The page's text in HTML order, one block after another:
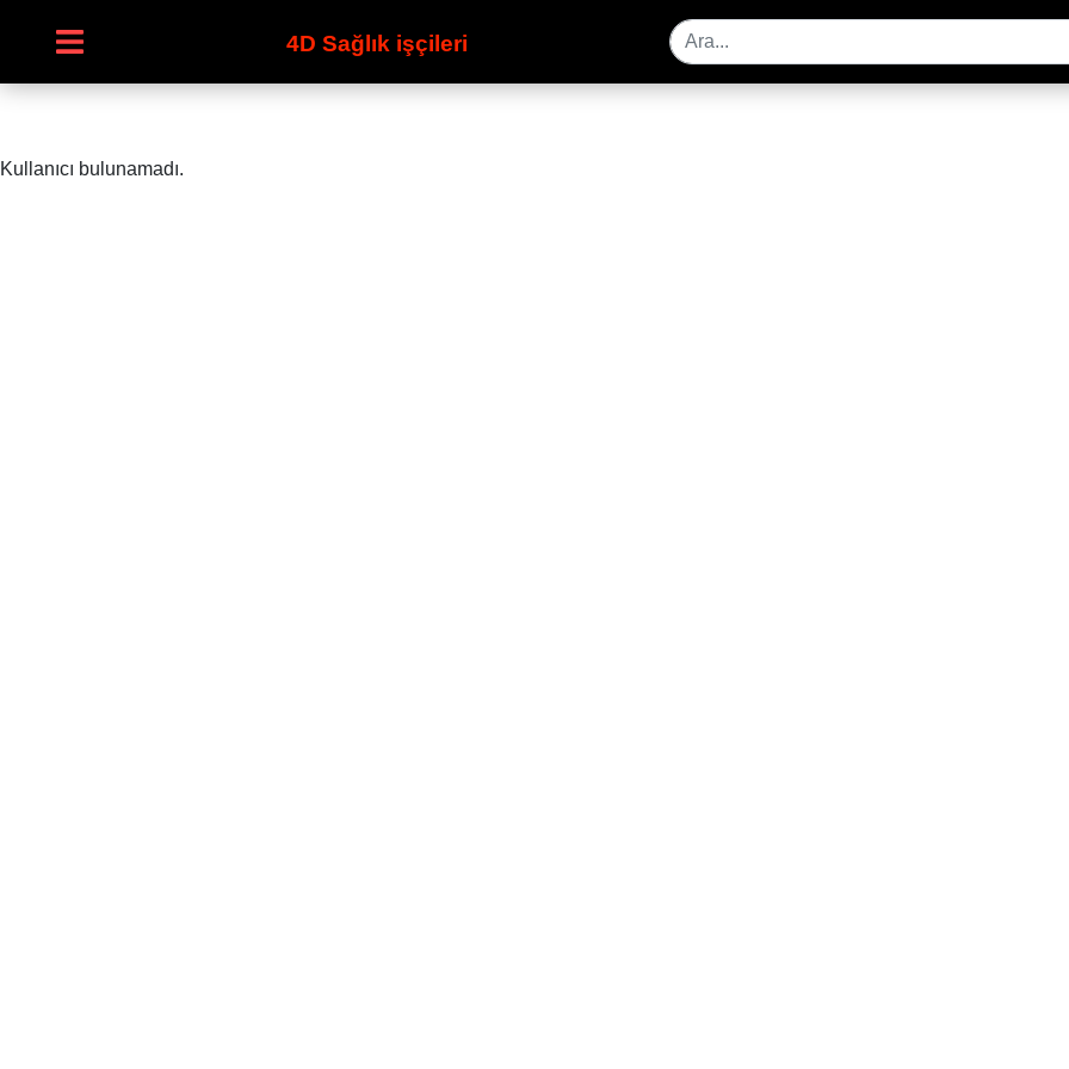
4D Sağlık işçileri
Kullanıcı bulunamadı.